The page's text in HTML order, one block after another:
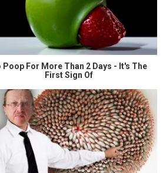
Poop For More Than 2 Days - It's The
First Sign Of